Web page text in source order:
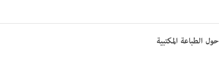
حول الطباعة المكتبية